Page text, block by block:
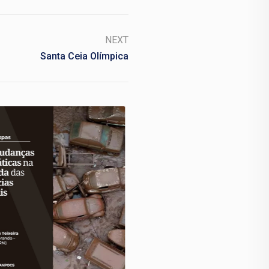
NEXT
Santa Ceia Olímpica